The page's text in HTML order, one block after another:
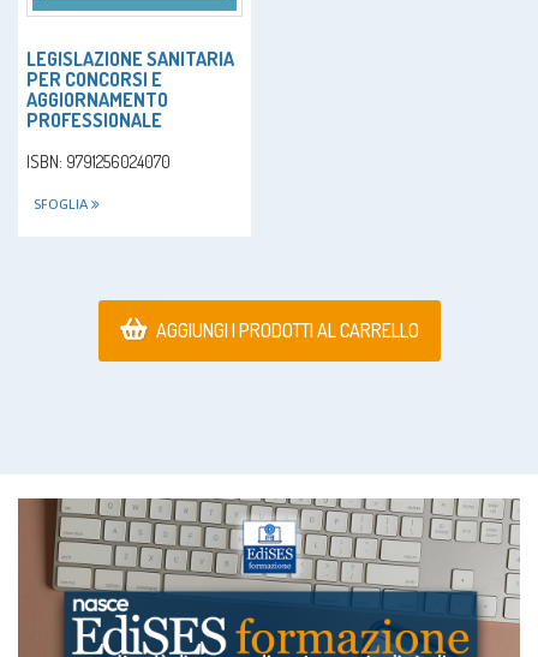
LEGISLAZIONE SANITARIA
PER CONCORSI E
AGGIORNAMENTO
PROFESSIONALE
ISBN: 9791256024070
SFOGLIA
AGGIUNGI I PRODOTTI AL CARRELLO